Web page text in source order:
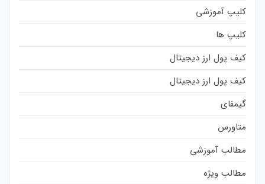
کلیپ آموزشی
کلیپ ها
کیف پول ارز دیجیتال
کیف پول ارز دیجیتال
گیمفای
متاورس
مطالب آموزشی
مطالب ویژه